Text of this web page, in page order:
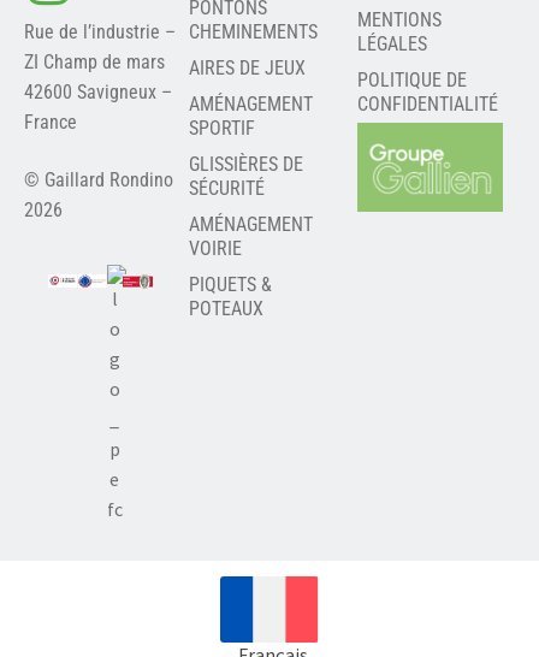
Rue de l’industrie –
ZI Champ de mars
42600 Savigneux –
France
© Gaillard Rondino
2026
PONTONS
CHEMINEMENTS
AIRES DE JEUX
AMÉNAGEMENT
SPORTIF
GLISSIÈRES DE
SÉCURITÉ
AMÉNAGEMENT
VOIRIE
PIQUETS &
POTEAUX
MENTIONS
LÉGALES
POLITIQUE DE
CONFIDENTIALITÉ